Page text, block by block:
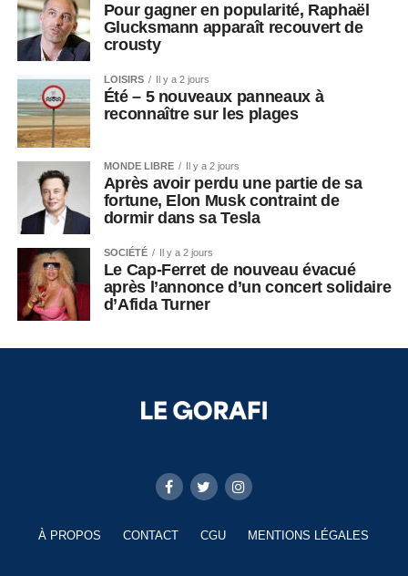
Pour gagner en popularité, Raphaël
Glucksmann apparaît recouvert de
crousty
LOISIRS Il y a 2 jours
Été – 5 nouveaux panneaux à
reconnaître sur les plages
MONDE LIBRE Il y a 2 jours
Après avoir perdu une partie de sa
fortune, Elon Musk contraint de
dormir dans sa Tesla
SOCIÉTÉ Il y a 2 jours
Le Cap-Ferret de nouveau évacué
après l’annonce d’un concert solidaire
d’Afida Turner
À PROPOS CONTACT CGU MENTIONS LÉGALES